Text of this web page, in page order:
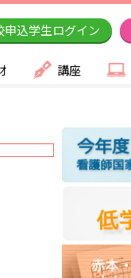
申込学生ログイン
講座